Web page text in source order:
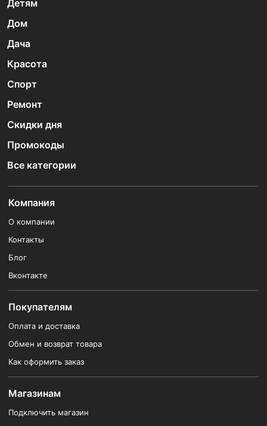
Детям
Дом
Дача
Красота
Спорт
Ремонт
Скидки дня
Промокоды
Все категории
Компания
О компании
Контакты
Блог
Вконтакте
Покупателям
Оплата и доставка
Обмен и возврат товара
Как оформить заказ
Магазинам
Подключить магазин